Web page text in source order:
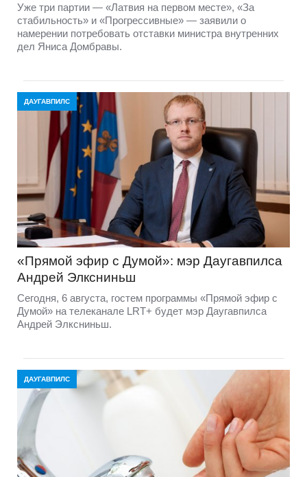
Уже три партии — «Латвия на первом месте», «За
стабильность» и «Прогрессивные» — заявили о
намерении потребовать отставки министра внутренних
дел Яниса Домбравы.
ДАУГАВПИЛС
«Прямой эфир с Думой»: мэр Даугавпилса
Андрей Элксниньш
Сегодня, 6 августа, гостем программы «Прямой эфир с
Думой» на телеканале LRT+ будет мэр Даугавпилса
Андрей Элксниньш.
ДАУГАВПИЛС